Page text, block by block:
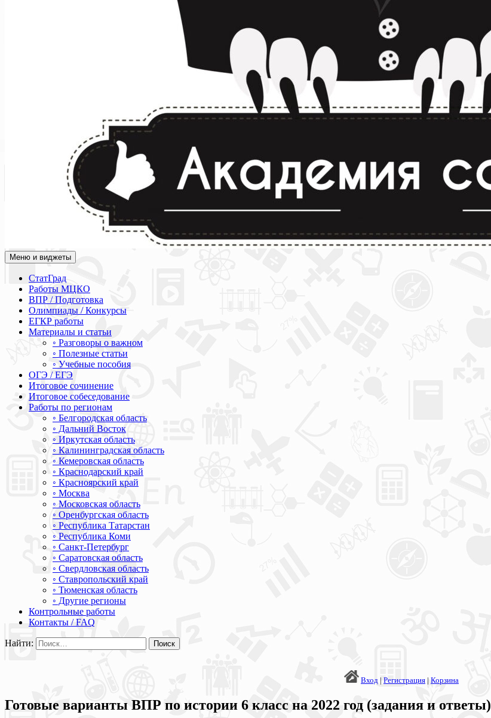
Академия СОВА
Подготовка к ЕГЭ, ОГЭ, ВПР, МЦКО, СтатГрад, КДР, ВОШ, олимпиады и конкурсы
Меню и виджеты
СтатГрад
Работы МЦКО
ВПР / Подготовка
Олимпиады / Конкурсы
ЕГКР работы
Материалы и статьи
◦ Разговоры о важном
◦ Полезные статьи
◦ Учебные пособия
ОГЭ / ЕГЭ
Итоговое сочинение
Итоговое собеседование
Работы по регионам
◦ Белгородская область
◦ Дальний Восток
◦ Иркутская область
◦ Калининградская область
◦ Кемеровская область
◦ Краснодарский край
◦ Красноярский край
◦ Москва
◦ Московская область
◦ Оренбургская область
◦ Республика Татарстан
◦ Республика Коми
◦ Санкт-Петербург
◦ Саратовская область
◦ Свердловская область
◦ Ставропольский край
◦ Тюменская область
◦ Другие регионы
Контрольные работы
Контакты / FAQ
Найти:
Вход | Регистрация | Корзина
Готовые варианты ВПР по истории 6 класс на 2022 год (задания и ответы)